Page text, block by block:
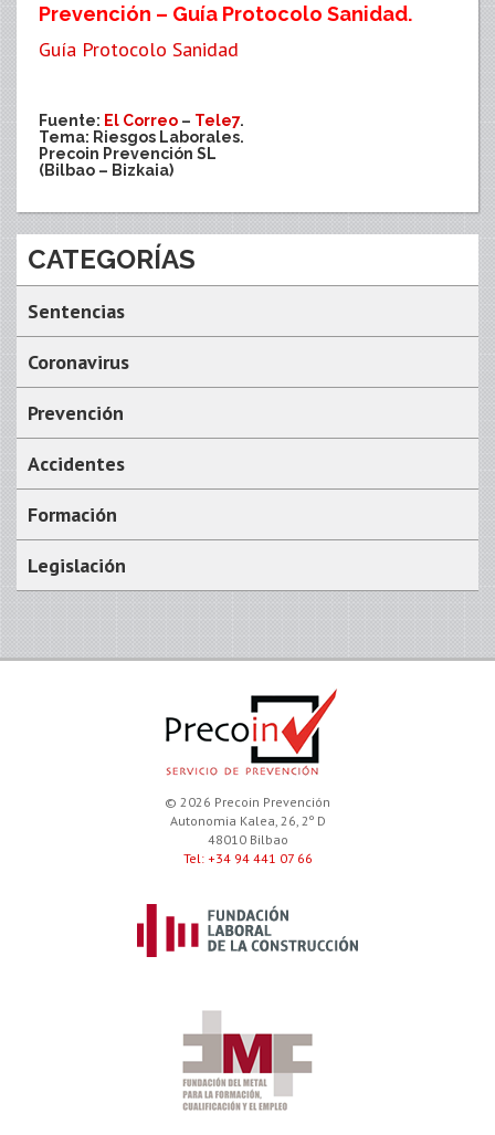
Prevención – Guía Protocolo Sanidad.
Guía Protocolo Sanidad
Fuente: El Correo – Tele7.
Tema: Riesgos Laborales.
Precoin Prevención SL
(Bilbao – Bizkaia)
CATEGORÍAS
Sentencias
Coronavirus
Prevención
Accidentes
Formación
Legislación
© 2026 Precoin Prevención
Autonomia Kalea, 26, 2º D
48010 Bilbao
Tel: +34 94 441 07 66